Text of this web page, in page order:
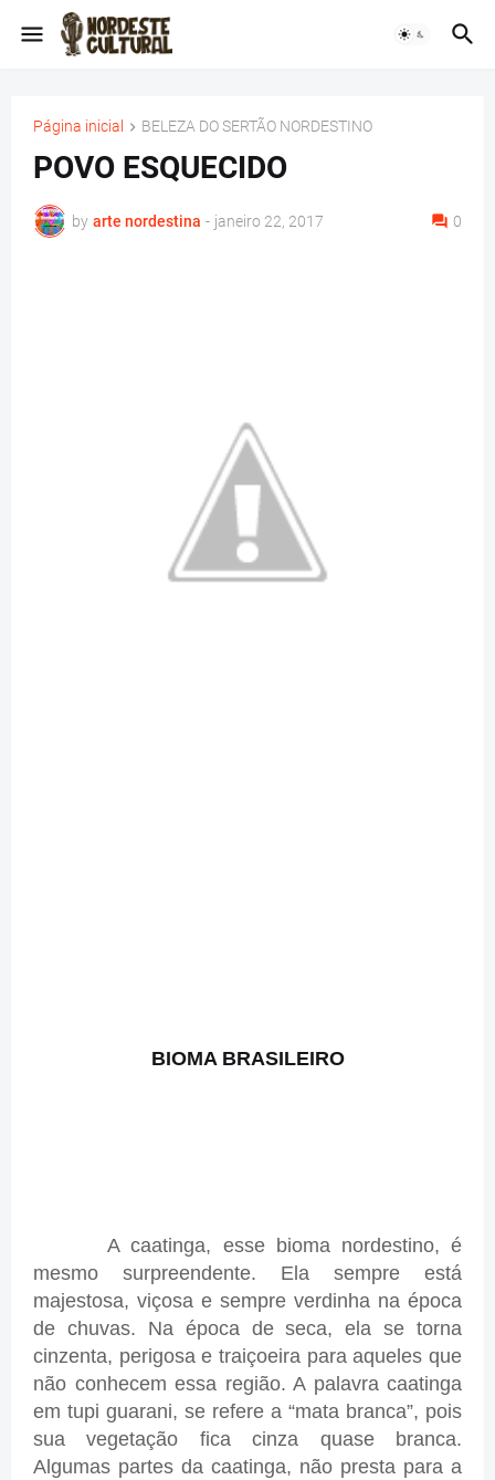
Página inicial BELEZA DO SERTÃO NORDESTINO
POVO ESQUECIDO
by arte nordestina - janeiro 22, 2017 0
BIOMA BRASILEIRO
A caatinga, esse bioma nordestino, é
mesmo surpreendente. Ela sempre está
majestosa, viçosa e sempre verdinha na época
de chuvas. Na época de seca, ela se torna
cinzenta, perigosa e traiçoeira para aqueles que
não conhecem essa região. A palavra caatinga
em tupi guarani, se refere a “mata branca”, pois
sua vegetação fica cinza quase branca.
Algumas partes da caatinga, não presta para a